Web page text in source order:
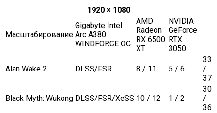
1920 × 1080
Масштабирование
Gigabyte Intel
Arc A380
WINDFORCE OC
AMD
Radeon
RX 6500
XT
NVIDIA
GeForce
RTX
3050
Alan Wake 2 DLSS/FSR 8 / 11 5 / 6
33
/
37
Black Myth: Wukong DLSS/FSR/XeSS 10 / 12 1 / 2
30
/
36